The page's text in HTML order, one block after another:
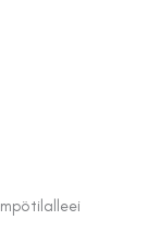
ei